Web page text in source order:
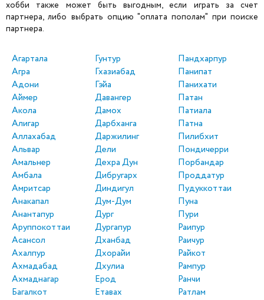
хобби также может быть выгодным, если играть за счет
партнера, либо выбрать опцию "оплата пополам" при поиске
партнера.
Агартала
Агра
Адони
Аймер
Акола
Алигар
Аллахабад
Альвар
Амальнер
Амбала
Амритсар
Анакапал
Анантапур
Аруппокоттаи
Асансол
Ахалпур
Ахмадабад
Ахмаднагар
Багалкот
Гунтур
Гхазиабад
Гэйа
Давангер
Дамох
Дарбханга
Даржилинг
Дели
Дехра Дун
Дибругарх
Диндигул
Дум-Дум
Дург
Дургапур
Дханбад
Дхорайи
Дхулиа
Ерод
Етавах
Пандхарпур
Панипат
Панихати
Патан
Патиала
Патна
Пилибхит
Пондичерри
Порбандар
Проддатур
Пудуккоттаи
Пуна
Пури
Раипур
Раичур
Райкот
Рампур
Ранчи
Ратлам